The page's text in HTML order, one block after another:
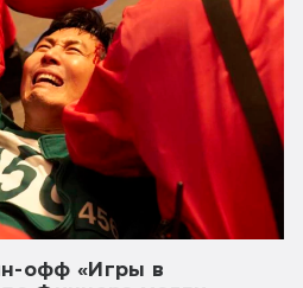
офф «Игры в